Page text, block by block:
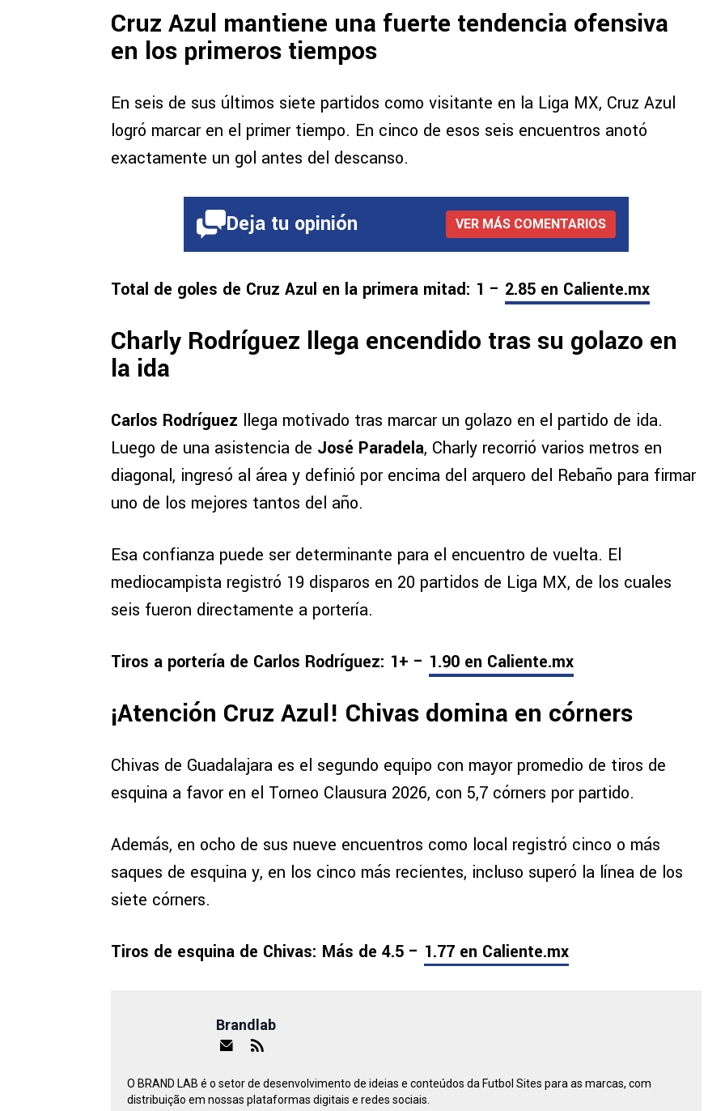
Cruz Azul mantiene una fuerte tendencia ofensiva
en los primeros tiempos
En seis de sus últimos siete partidos como visitante en la Liga MX, Cruz Azul
logró marcar en el primer tiempo. En cinco de esos seis encuentros anotó
exactamente un gol antes del descanso.
Deja tu opinión VER MÁS COMENTARIOS
Total de goles de Cruz Azul en la primera mitad: 1 – 2.85 en Caliente.mx
Charly Rodríguez llega encendido tras su golazo en
la ida
Carlos Rodríguez llega motivado tras marcar un golazo en el partido de ida.
Luego de una asistencia de José Paradela, Charly recorrió varios metros en
diagonal, ingresó al área y definió por encima del arquero del Rebaño para firmar
uno de los mejores tantos del año.
Esa confianza puede ser determinante para el encuentro de vuelta. El
mediocampista registró 19 disparos en 20 partidos de Liga MX, de los cuales
seis fueron directamente a portería.
Tiros a portería de Carlos Rodríguez: 1+ – 1.90 en Caliente.mx
¡Atención Cruz Azul! Chivas domina en córners
Chivas de Guadalajara es el segundo equipo con mayor promedio de tiros de
esquina a favor en el Torneo Clausura 2026, con 5,7 córners por partido.
Además, en ocho de sus nueve encuentros como local registró cinco o más
saques de esquina y, en los cinco más recientes, incluso superó la línea de los
siete córners.
Tiros de esquina de Chivas: Más de 4.5 – 1.77 en Caliente.mx
Brandlab
O BRAND LAB é o setor de desenvolvimento de ideias e conteúdos da Futbol Sites para as marcas, com
distribuição em nossas plataformas digitais e redes sociais.